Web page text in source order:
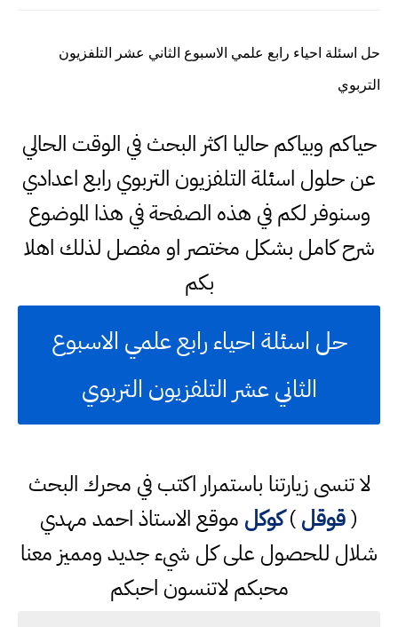
حل اسئلة احياء رابع علمي الاسبوع الثاني عشر التلفزيون
التربوي
حياكم وبياكم حاليا اكثر البحث في الوقت الحالي
عن حلول اسئلة التلفزيون التربوي رابع اعدادي
وسنوفر لكم في هذه الصفحة في هذا الموضوع
شرح كامل بشكل مختصر او مفصل لذلك اهلا
بكم
حل اسئلة احياء رابع علمي الاسبوع
الثاني عشر التلفزيون التربوي
لا تنسى زيارتنا باستمرار اكتب في محرك البحث
(قوقل)كوكل موقع الاستاذ احمد مهدي
شلال للحصول على كل شيء جديد ومميز معنا
محبكم لاتنسون احبكم